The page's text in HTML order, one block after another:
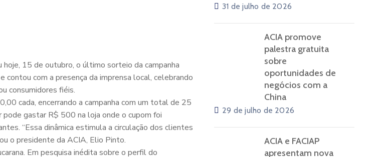
15 de outubro, o último sorteio da campanha
contou com a presença da imprensa local, celebrando
consumidores fiéis.
cada, encerrando a campanha com um total de 25
pode gastar R$ 500 na loja onde o cupom foi
“Essa dinâmica estimula a circulação dos clientes
o presidente da ACIA, Elio Pinto.
Em pesquisa inédita sobre o perfil do
31 de julho de 2026
ACIA promove
palestra gratuita
sobre
oportunidades de
negócios com a
China
29 de julho de 2026
ACIA e FACIAP
apresentam nova